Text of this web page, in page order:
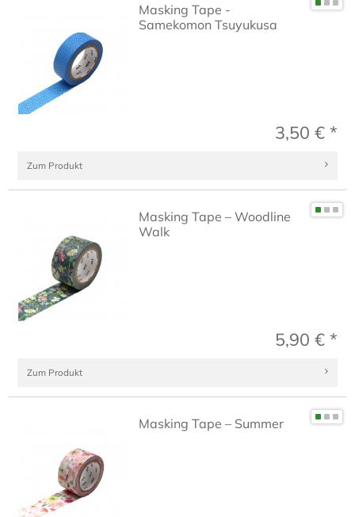
Masking Tape -
Samekomon Tsuyukusa
3,50 € *
Zum Produkt
Masking Tape – Woodline
Walk
5,90 € *
Zum Produkt
Masking Tape – Summer